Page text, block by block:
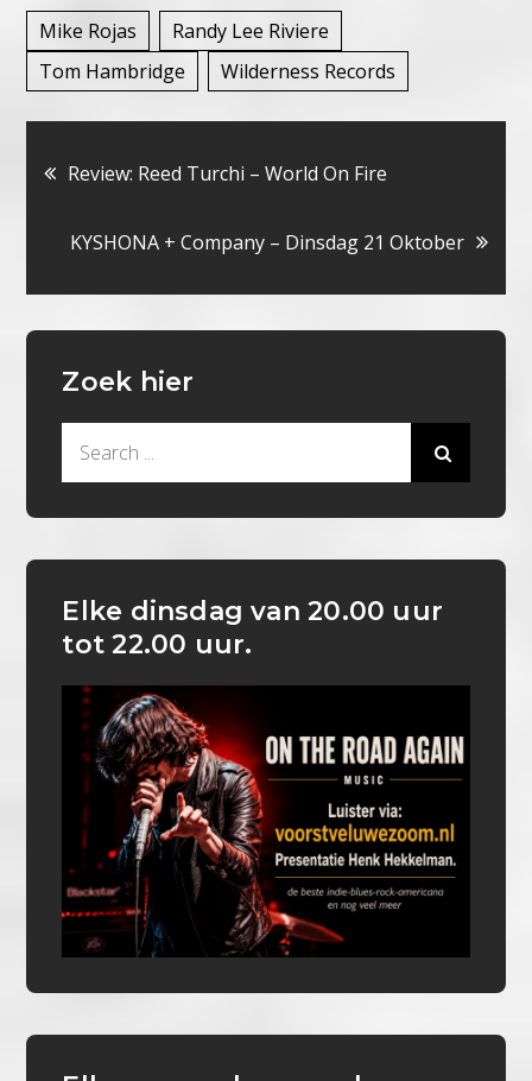
Mike Rojas
Randy Lee Riviere
Tom Hambridge
Wilderness Records
Bericht
navigatie
Review: Reed Turchi – World On Fire
KYSHONA + Company – Dinsdag 21 Oktober
Zoek hier
Elke dinsdag van 20.00 uur
tot 22.00 uur.